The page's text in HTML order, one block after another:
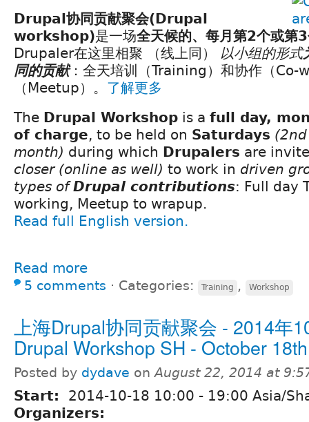
Drupal协同贡献聚会(Drupal
workshop)是一场全天候的、每月第2个或第
Drupaler在这里相聚 （线上同） 以小组的形式
同的贡献：全天培训（Training）和协作（Co-
（Meetup）。 了解更多
The Drupal Workshop is a full day,
of charge, to be held on Saturdays
month) during which Drupalers are
closer (online as well) to work in driven
types ofDrupal contributions: Full day
working, Meetup to wrapup.
Read full English version.
Read more
5 comments ⋅ Categories: Training , Workshop
上海Drupal协同贡献聚会 - 2014年
Drupal Workshop SH - October
Posted by dydave onAugust 22, 2014 at
Start: 2014-10-18 10:00 - 19:00 Asia/
Organizers: